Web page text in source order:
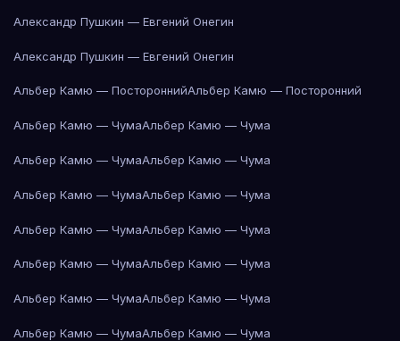
Александр Пушкин — Евгений Онегин
Александр Пушкин — Евгений Онегин
Альбер Камю — ПостороннийАльбер Камю — Посторонний
Альбер Камю — ЧумаАльбер Камю — Чума
Альбер Камю — ЧумаАльбер Камю — Чума
Альбер Камю — ЧумаАльбер Камю — Чума
Альбер Камю — ЧумаАльбер Камю — Чума
Альбер Камю — ЧумаАльбер Камю — Чума
Альбер Камю — ЧумаАльбер Камю — Чума
Альбер Камю — ЧумаАльбер Камю — Чума